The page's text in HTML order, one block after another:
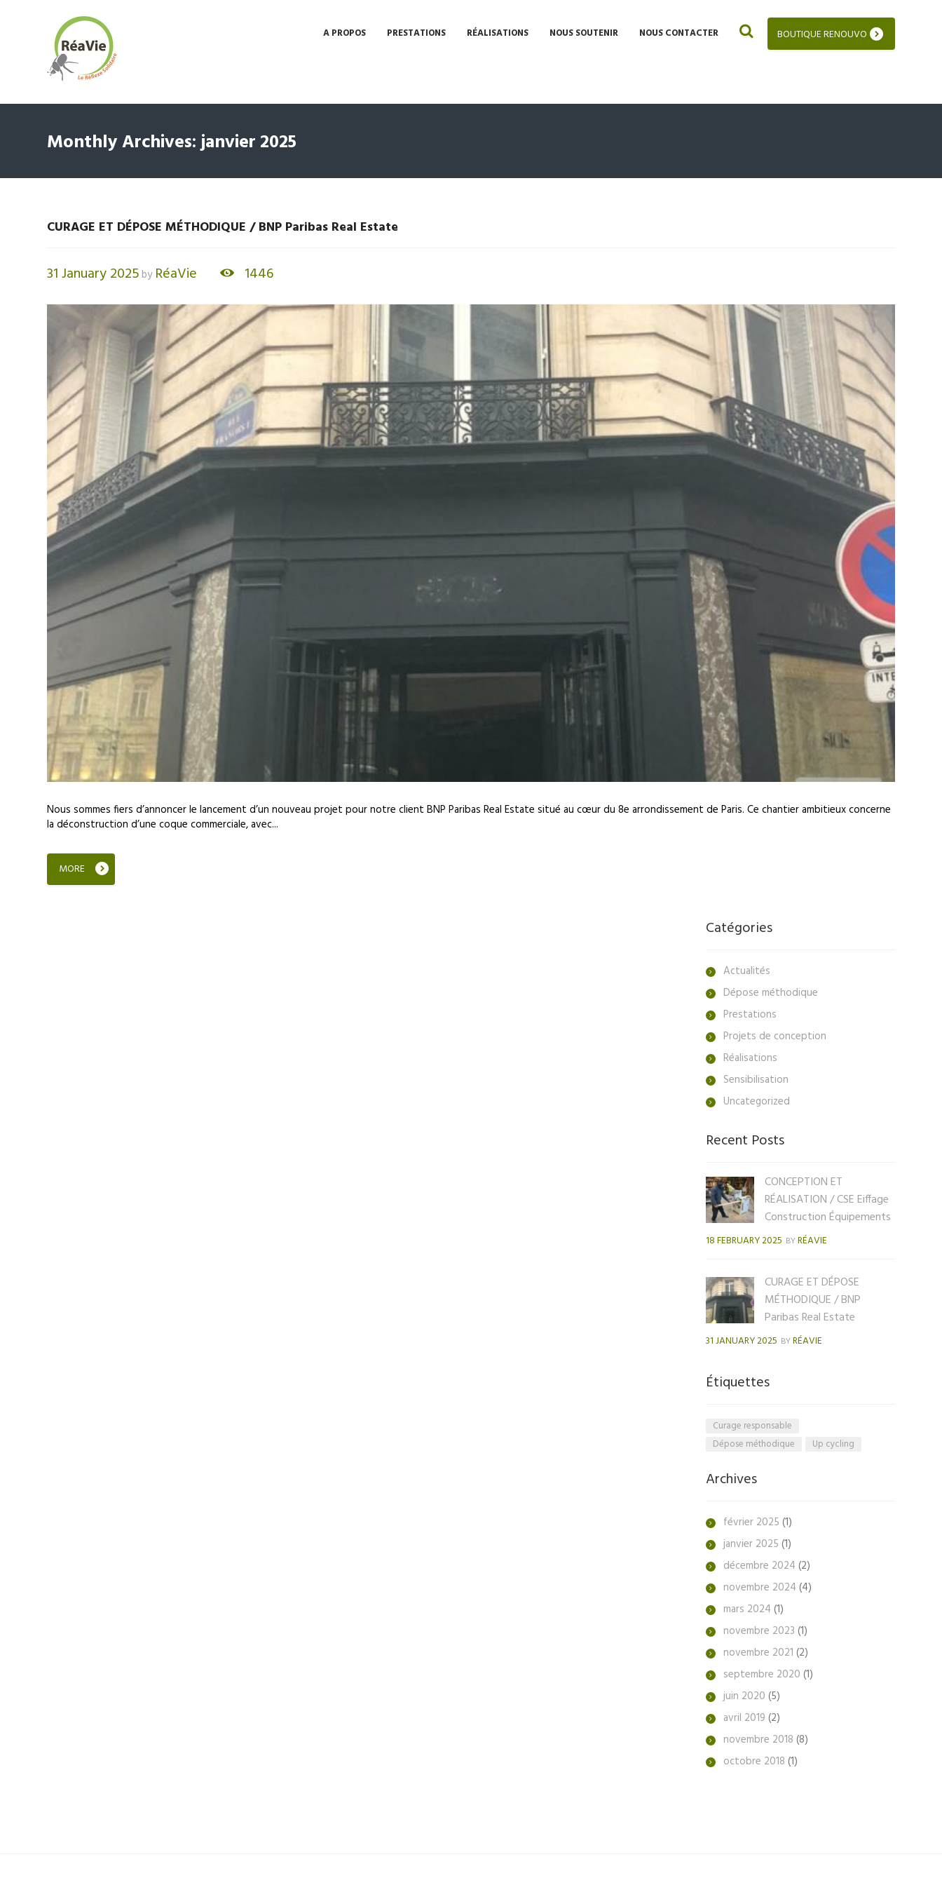
BOUTIQUE RENOUVO
A PROPOS PRESTATIONS RÉALISATIONS NOUS SOUTENIR NOUS CONTACTER
Monthly Archives: janvier 2025
CURAGE ET DÉPOSE MÉTHODIQUE / BNP Paribas Real Estate
31 January 2025 by RéaVie 1446
Nous sommes fiers d’annoncer le lancement d’un nouveau projet pour notre client BNP Paribas Real Estate situé au cœur du 8e arrondissement de Paris. Ce chantier ambitieux concerne
la déconstruction d’une coque commerciale, avec...
MORE
Catégories
Actualités
Dépose méthodique
Prestations
Projets de conception
Réalisations
Sensibilisation
Uncategorized
Recent Posts
CONCEPTION ET
RÉALISATION / CSE Eiffage
Construction Équipements
18 FEBRUARY 2025 BYRÉAVIE
CURAGE ET DÉPOSE
MÉTHODIQUE / BNP
Paribas Real Estate
31 JANUARY 2025 BYRÉAVIE
Étiquettes
Curage responsable
Dépose méthodique
Up cycling
Archives
février 2025 (1)
janvier 2025 (1)
décembre 2024 (2)
novembre 2024 (4)
mars 2024 (1)
novembre 2023 (1)
novembre 2021 (2)
septembre 2020 (1)
juin 2020 (5)
avril 2019 (2)
novembre 2018 (8)
octobre 2018 (1)